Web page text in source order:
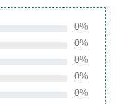
0%
0%
0%
0%
0%